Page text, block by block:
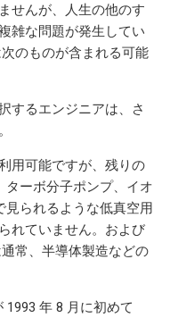
せんが、人生の他のす
雑な問題が発生してい
のものが含まれる可能
するエンジニアは、さ
用可能ですが、残りの
ターボ分子ポンプ、イオ
見られるような低真空用
れていません。および
常、半導体製造などの
1993 年 8 月に初めて